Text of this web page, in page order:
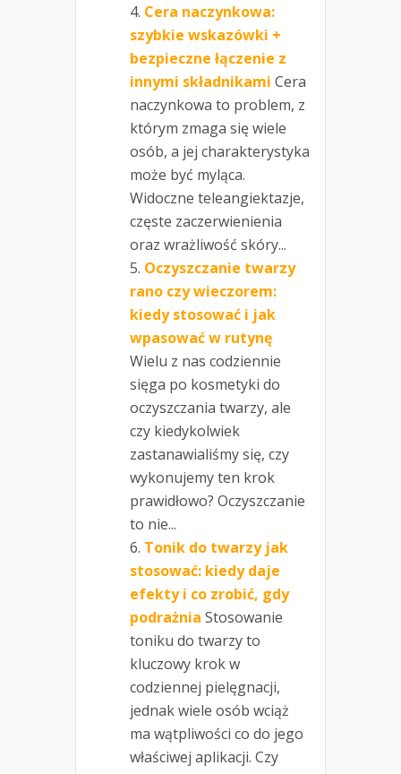
Cera naczynkowa:
szybkie wskazówki +
bezpieczne łączenie z
innymi składnikami Cera
naczynkowa to problem, z
którym zmaga się wiele
osób, a jej charakterystyka
może być myląca.
Widoczne teleangiektazje,
częste zaczerwienienia
oraz wrażliwość skóry...
Oczyszczanie twarzy
rano czy wieczorem:
kiedy stosować i jak
wpasować w rutynę
Wielu z nas codziennie
sięga po kosmetyki do
oczyszczania twarzy, ale
czy kiedykolwiek
zastanawialiśmy się, czy
wykonujemy ten krok
prawidłowo? Oczyszczanie
to nie...
Tonik do twarzy jak
stosować: kiedy daje
efekty i co zrobić, gdy
podrażnia Stosowanie
toniku do twarzy to
kluczowy krok w
codziennej pielęgnacji,
jednak wiele osób wciąż
ma wątpliwości co do jego
właściwej aplikacji. Czy